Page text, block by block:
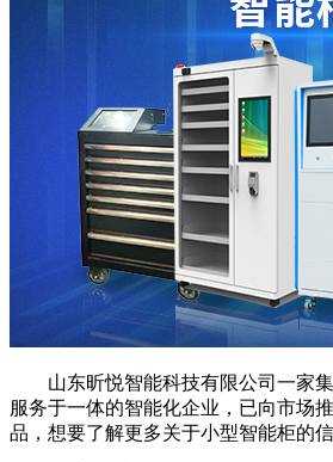
山东昕悦智能科技有限公司一家集
服务于一体的智能化企业，已向市场
品，想要了解更多关于小型智能柜的